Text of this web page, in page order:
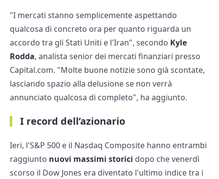
"I mercati stanno semplicemente aspettando
qualcosa di concreto ora per quanto riguarda un
accordo tra gli Stati Uniti e l'Iran", secondo Kyle
Rodda, analista senior dei mercati finanziari presso
Capital.com. "Molte buone notizie sono già scontate,
lasciando spazio alla delusione se non verrà
annunciato qualcosa di completo", ha aggiunto.
I record dell’azionario
Ieri, l'S&P 500 e il Nasdaq Composite hanno entrambi
raggiunto nuovi massimi storici dopo che venerdì
scorso il Dow Jones era diventato l'ultimo indice tra i